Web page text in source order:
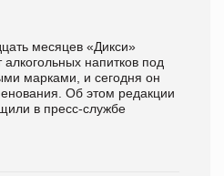
месяцев «Дикси»
напитков под
марками, и сегодня он
Об этом редакции
в пресс-службе